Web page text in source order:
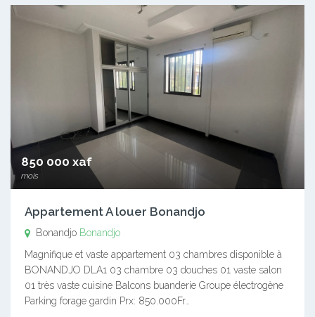
850 000 xaf
mois
Appartement A louer Bonandjo
Bonandjo Bonandjo
Magnifique et vaste appartement 03 chambres disponible à
BONANDJO DLA1 03 chambre 03 douches 01 vaste salon
01 très vaste cuisine Balcons buanderie Groupe électrogène
Parking forage gardin Prx: 850.000Fr…